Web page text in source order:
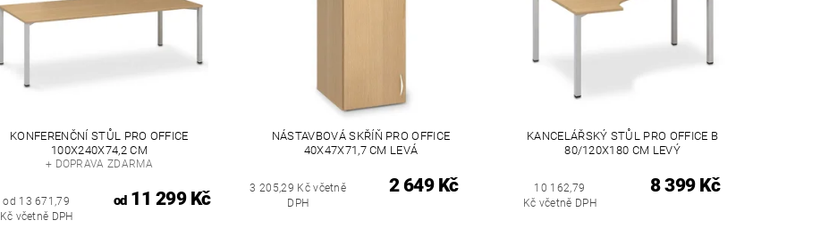
KONFERENČNÍ STŮL PRO OFFICE
100X240X74,2 CM
+ DOPRAVA ZDARMA
od 13 671,79
Kč včetně DPH
od11 299 Kč
NÁSTAVBOVÁ SKŘÍŇ PRO OFFICE
40X47X71,7 CM LEVÁ
3 205,29 Kč včetně
DPH
2 649 Kč
KANCELÁŘSKÝ STŮL PRO OFFICE B
80/120X180 CM LEVÝ
10 162,79
Kč včetně DPH
8 399 Kč